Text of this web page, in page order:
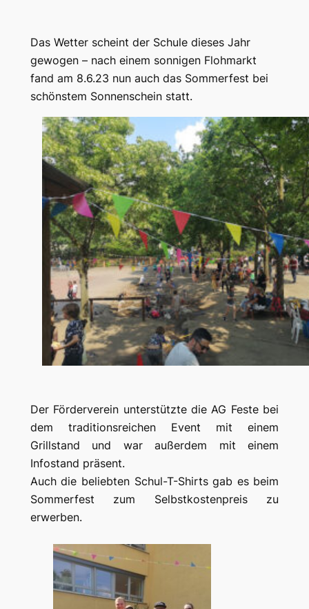
Das Wetter scheint der Schule dieses Jahr
gewogen – nach einem sonnigen Flohmarkt
fand am 8.6.23 nun auch das Sommerfest bei
schönstem Sonnenschein statt.
Der Förderverein unterstützte die AG Feste bei
dem traditionsreichen Event mit einem
Grillstand und war außerdem mit einem
Infostand präsent.
Auch die beliebten Schul-T-Shirts gab es beim
Sommerfest zum Selbstkostenpreis zu
erwerben.